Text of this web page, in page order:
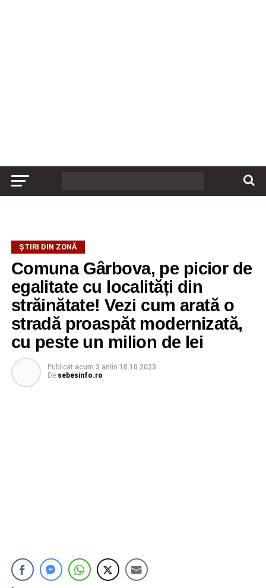
ȘTIRI DIN ZONĂ
Comuna Gârbova, pe picior de
egalitate cu localități din
străinătate! Vezi cum arată o
stradă proaspăt modernizată,
cu peste un milion de lei
Publicat acum 3 aniîn 10.10.2023
De sebesinfo.ro